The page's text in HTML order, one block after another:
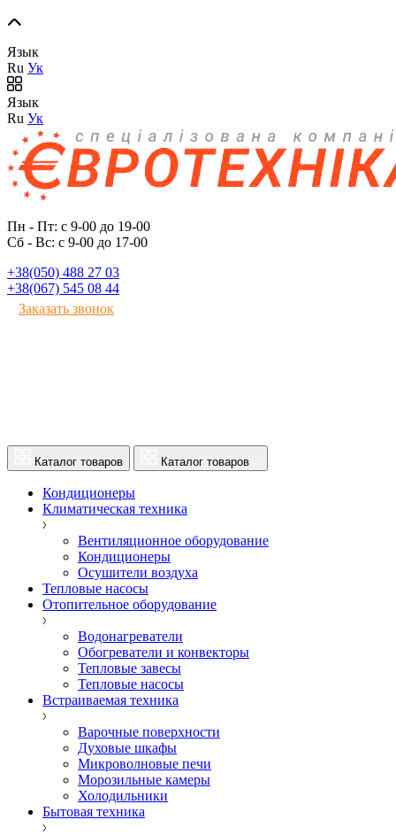
Язык
Ru Ук
Язык
Ru Ук
Пн - Пт: с 9-00 до 19-00
Сб - Вс: с 9-00 до 17-00
+38(050) 488 27 03
+38(067) 545 08 44
Заказать звонок
Каталог товаров Каталог товаров
Кондиционеры
Климатическая техника
Вентиляционное оборудование
Кондиционеры
Осушители воздуха
Тепловые насосы
Отопительное оборудование
Водонагреватели
Обогреватели и конвекторы
Тепловые завесы
Тепловые насосы
Встраиваемая техника
Варочные поверхности
Духовые шкафы
Микроволновые печи
Морозильные камеры
Холодильники
Бытовая техника